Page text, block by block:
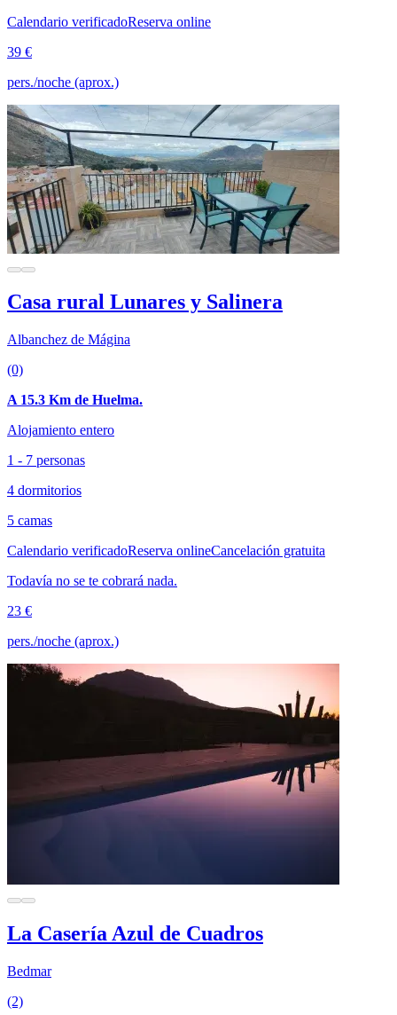
Calendario verificadoReserva online
39 €
pers./noche (aprox.)
Casa rural Lunares y Salinera
Albanchez de Mágina
(0)
A 15.3 Km de Huelma.
Alojamiento entero
1 - 7 personas
4 dormitorios
5 camas
Calendario verificadoReserva onlineCancelación gratuita
Todavía no se te cobrará nada.
23 €
pers./noche (aprox.)
La Casería Azul de Cuadros
Bedmar
(2)